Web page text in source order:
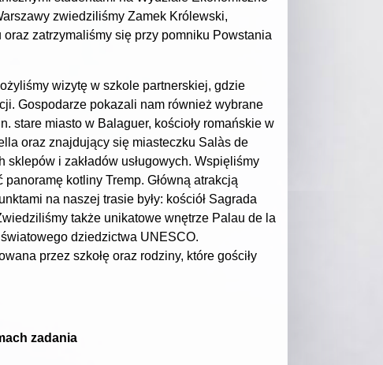
zwiedziliśmy Zamek Królewski,
zatrzymaliśmy się przy pomniku Powstania
wizytę w szkole partnerskiej, gdzie
Gospodarze pokazali nam również wybrane
stare miasto w Balaguer, kościoły romańskie w
oraz znajdujący się miasteczku Salàs de
i zakładów usługowych. Wspięliśmy
kotliny Tremp. Główną atrakcją
na naszej trasie były: kościół Sagrada
także unikatowe wnętrze Palau de la
dziedzictwa UNESCO.
przez szkołę oraz rodziny, które gościły
zadania